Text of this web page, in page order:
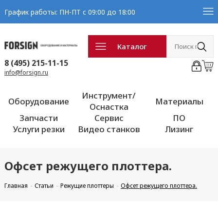
График работы: ПН-ПТ с 09:00 до 18:00
Каталог
8 (495) 215-11-15
info@forsign.ru
Оборудование
Инструмент/
Оснастка
Материалы
Запчасти
Сервис
ПО
Услуги резки
Видео станков Лизинг
Офсет режущего плоттера.
Главная Статьи Режущие плоттеры Офсет режущего плоттера.